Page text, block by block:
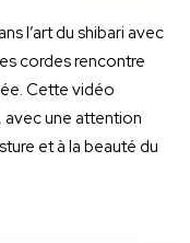
l’art du shibari avec
cordes rencontre
Cette vidéo
, avec une attention
et à la beauté du